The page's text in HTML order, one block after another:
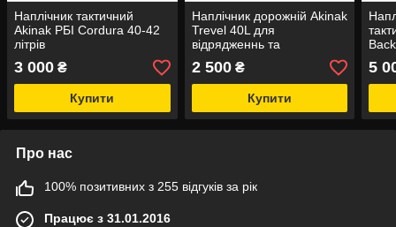
Наплічник тактичний
Akinak РБІ Cordura 40-42
літрів
3 000 ₴
Купити
Наплічник дорожній Akinak
Trevel 40L для
відрядженнь та
подорожей Cordura
2 500₴
Купити
5
Про нас
100% позитивних з 255 відгуків за рік
Працює з 31.01.2016